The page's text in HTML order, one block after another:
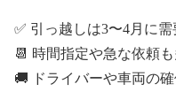
✅ 引っ越しは3〜4月に需
📆 時間指定や急な依頼
🚚 ドライバーや車両の